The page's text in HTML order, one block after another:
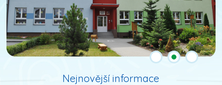
Nejnovější informace